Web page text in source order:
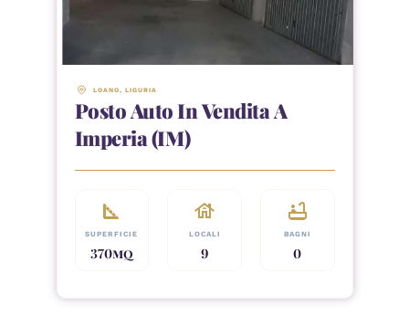
LOANO, LIGURIA
Posto Auto In Vendita A
Imperia (IM)
square_foot
SUPERFICIE
370MQ
house
LOCALI
9
bathtub
BAGNI
0